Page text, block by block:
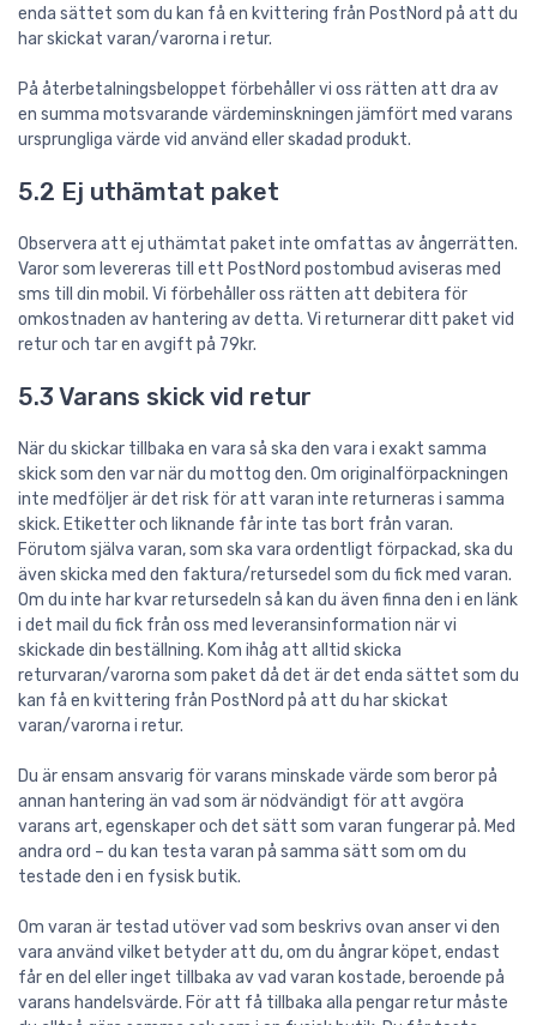
enda sättet som du kan få en kvittering från PostNord på att du
har skickat varan/varorna i retur.
På återbetalningsbeloppet förbehåller vi oss rätten att dra av
en summa motsvarande värdeminskningen jämfört med varans
ursprungliga värde vid använd eller skadad produkt.
5.2 Ej uthämtat paket
Observera att ej uthämtat paket inte omfattas av ångerrätten.
Varor som levereras till ett PostNord postombud aviseras med
sms till din mobil. Vi förbehåller oss rätten att debitera för
omkostnaden av hantering av detta. Vi returnerar ditt paket vid
retur och tar en avgift på 79kr.
5.3 Varans skick vid retur
När du skickar tillbaka en vara så ska den vara i exakt samma
skick som den var när du mottog den. Om originalförpackningen
inte medföljer är det risk för att varan inte returneras i samma
skick. Etiketter och liknande får inte tas bort från varan.
Förutom själva varan, som ska vara ordentligt förpackad, ska du
även skicka med den faktura/retursedel som du fick med varan.
Om du inte har kvar retursedeln så kan du även finna den i en länk
i det mail du fick från oss med leveransinformation när vi
skickade din beställning. Kom ihåg att alltid skicka
returvaran/varorna som paket då det är det enda sättet som du
kan få en kvittering från PostNord på att du har skickat
varan/varorna i retur.
Du är ensam ansvarig för varans minskade värde som beror på
annan hantering än vad som är nödvändigt för att avgöra
varans art, egenskaper och det sätt som varan fungerar på. Med
andra ord – du kan testa varan på samma sätt som om du
testade den i en fysisk butik.
Om varan är testad utöver vad som beskrivs ovan anser vi den
vara använd vilket betyder att du, om du ångrar köpet, endast
får en del eller inget tillbaka av vad varan kostade, beroende på
varans handelsvärde. För att få tillbaka alla pengar retur måste